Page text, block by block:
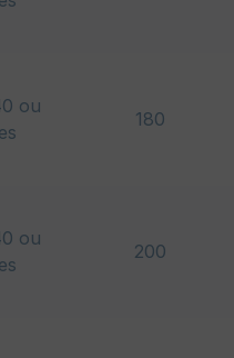
ou
180
ou
200